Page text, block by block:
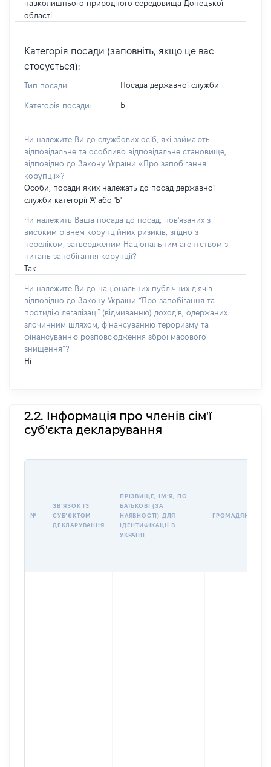
навколишнього природного середовища Донецької
області
Категорія посади (заповніть, якщо це вас
стосується):
Тип посади: Посада державної служби
Категорія посади: Б
Чи належите Ви до службових осіб, які займають
відповідальне та особливо відповідальне становище,
відповідно до Закону України «Про запобігання
корупції»?
Особи, посади яких належать до посад державної
служби категорії 'А' або 'Б'
Чи належить Ваша посада до посад, пов'язаних з
високим рівнем корупційних ризиків, згідно з
переліком, затвердженим Національним агентством з
питань запобігання корупції?
Так
Чи належите Ви до національних публічних діячів
відповідно до Закону України “Про запобігання та
протидію легалізації (відмиванню) доходів, одержаних
злочинним шляхом, фінансуванню тероризму та
фінансуванню розповсюдження зброї масового
знищення”?
Ні
2.2. Інформація про членів сім'ї
суб'єкта декларування
№
ЗВʼЯЗОК ІЗ
СУБʼЄКТОМ
ДЕКЛАРУВАННЯ
ПРІЗВИЩЕ, ІМʼЯ, ПО
БАТЬКОВІ (ЗА
НАЯВНОСТІ) ДЛЯ
ІДЕНТИФІКАЦІЇ В
УКРАЇНІ
ГРОМАДЯНСТВО